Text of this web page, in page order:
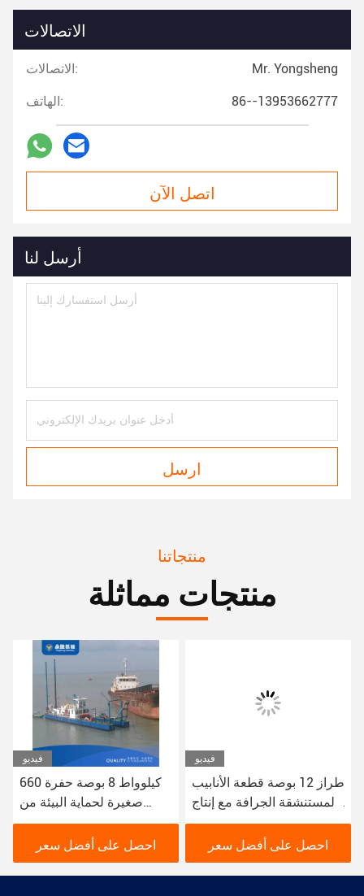
الاتصالات
الاتصالات: Mr. Yongsheng
الهاتف: 86--13953662777
اتصل الآن
أرسل لنا
ارسل
منتجاتنا
منتجات مماثلة
فيديو
طراز 12 بوصة قطعة الأنابيب
المستنشقة الجرافة مع إنتاج
من 200 متر مكعب في
الساعةاحصل على أفضل سعر
فيديو
حفرة Csd متعددة
الاستخدامات لتطبيقات الحفر
المختلفة سمك الصفيحة
الجانبية 6 ملم
احصل على أفضل سعر